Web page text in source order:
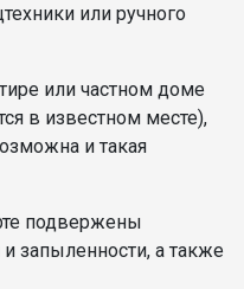
или ручного
или частном доме
в известном месте),
и такая
подвержены
запыленности, а также